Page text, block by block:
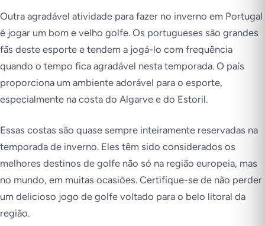
Outra agradável atividade para fazer no inverno em Portugal
é jogar um bom e velho golfe. Os portugueses são grandes
fãs deste esporte e tendem a jogá-lo com frequência
quando o tempo fica agradável nesta temporada. O país
proporciona um ambiente adorável para o esporte,
especialmente na costa do Algarve e do Estoril.
Essas costas são quase sempre inteiramente reservadas na
temporada de inverno. Eles têm sido considerados os
melhores destinos de golfe não só na região europeia, mas
no mundo, em muitas ocasiões. Certifique-se de não perder
um delicioso jogo de golfe voltado para o belo litoral da
região.